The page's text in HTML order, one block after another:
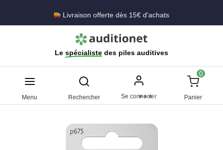
Livraison offerte dès 15€ d'achats
Le spécialiste des piles auditives
Menu Rechercher Se connecter
0
Panier